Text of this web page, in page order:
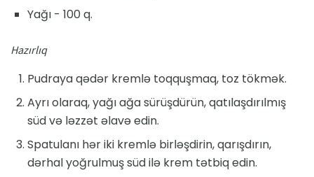
Yağı - 100 q.
Hazırlıq
Pudraya qədər kremlə toqquşmaq, toz tökmək.
Ayrı olaraq, yağı ağa sürüşdürün, qatılaşdırılmış
süd və ləzzət əlavə edin.
Spatulanı hər iki kremlə birləşdirin, qarışdırın,
dərhal yoğrulmuş süd ilə krem ​​tətbiq edin.